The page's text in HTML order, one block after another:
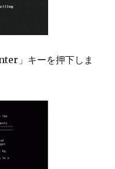
」キーを押下しま